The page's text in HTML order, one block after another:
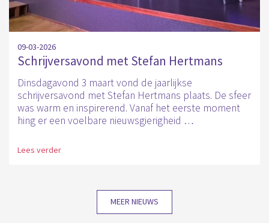
09-03-2026
Schrijversavond met Stefan Hertmans
Dinsdagavond 3 maart vond de jaarlijkse
schrijversavond met Stefan Hertmans plaats. De sfeer
was warm en inspirerend. Vanaf het eerste moment
hing er een voelbare nieuwsgierigheid …
Lees verder
MEER NIEUWS